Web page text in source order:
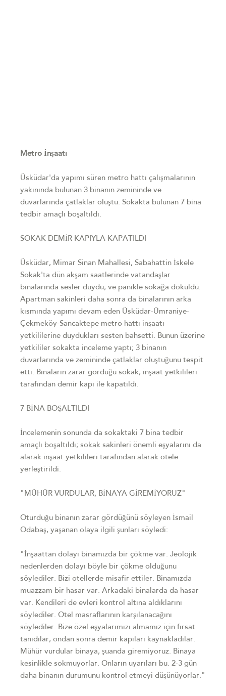
Metro İnşaatı
Üsküdar'da yapımı süren metro hattı çalışmalarının
yakınında bulunan 3 binanın zemininde ve
duvarlarında çatlaklar oluştu. Sokakta bulunan 7 bina
tedbir amaçlı boşaltıldı.
SOKAK DEMİR KAPIYLA KAPATILDI
Üsküdar, Mimar Sinan Mahallesi, Sabahattin İskele
Sokak'ta dün akşam saatlerinde vatandaşlar
binalarında sesler duydu; ve panikle sokağa döküldü.
Apartman sakinleri daha sonra da binalarının arka
kısmında yapımı devam eden Üsküdar-Ümraniye-
Çekmeköy-Sancaktepe metro hattı inşaatı
yetkililerine duydukları sesten bahsetti. Bunun üzerine
yetkililer sokakta inceleme yaptı; 3 binanın
duvarlarında ve zemininde çatlaklar oluştuğunu tespit
etti. Binaların zarar gördüğü sokak, inşaat yetkilileri
tarafından demir kapı ile kapatıldı.
7 BİNA BOŞALTILDI
İncelemenin sonunda da sokaktaki 7 bina tedbir
amaçlı boşaltıldı; sokak sakinleri önemli eşyalarını da
alarak inşaat yetkilileri tarafından alarak otele
yerleştirildi.
"MÜHÜR VURDULAR, BİNAYA GİREMİYORUZ"
Oturduğu binanın zarar gördüğünü söyleyen İsmail
Odabaş, yaşanan olaya ilgili şunları söyledi:
"İnşaattan dolayı binamızda bir çökme var. Jeolojik
nedenlerden dolayı böyle bir çökme olduğunu
söylediler. Bizi otellerde misafir ettiler. Binamızda
muazzam bir hasar var. Arkadaki binalarda da hasar
var. Kendileri de evleri kontrol altına aldıklarını
söylediler. Otel masraflarının karşılanacağını
söylediler. Bize özel eşyalarımızı almamız için fırsat
tanıdılar, ondan sonra demir kapıları kaynakladılar.
Mühür vurdular binaya, şuanda giremiyoruz. Binaya
kesinlikle sokmuyorlar. Onların uyarıları bu. 2-3 gün
daha binanın durumunu kontrol etmeyi düşünüyorlar."